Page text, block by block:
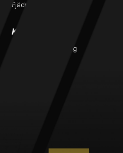
Fjädring & service
Kundtjänst
Monteringsanvisning